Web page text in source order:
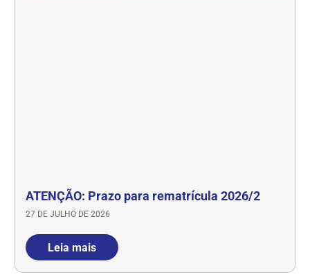
ATENÇÃO: Prazo para rematrícula 2026/2
27 DE JULHO DE 2026
Leia mais